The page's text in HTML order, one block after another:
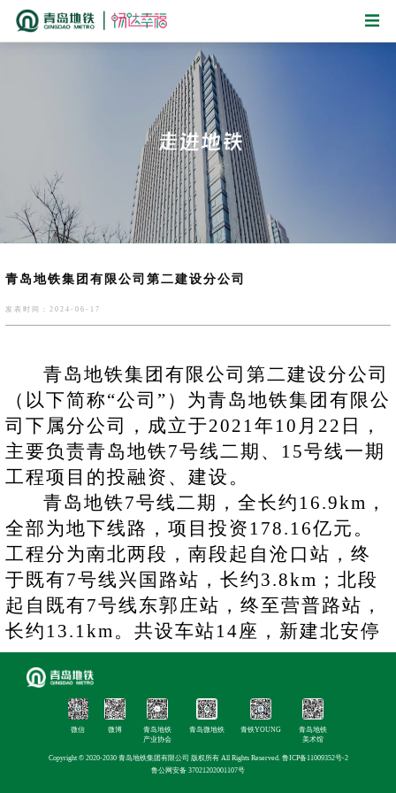
青岛地铁集团有限公司第二建设分公司
发表时间：2024-06-17
青岛地铁集团有限公司第二建设分公司
（以下简称“公司”）为青岛地铁集团有限公
司下属分公司， 成立于2021年10月22日，
主要负责青岛地铁7号线二期、15号线一期
工程项目的投融资、建设 。
青岛地铁7号线二期，全长约16.9km，
全部为地下线路，项目投资178.16亿元。
工程分为南北两段，南段起自沧口站，终
于既有7号线兴国路站，长约3.8km；北段
起自既有7号线东郭庄站，终至营普路站，
长约13.1km。共设车站14座，新建北安停
车场一处，同步扩建东郭庄车辆段二期工
程。
青岛地铁15号线一期，全长约
31.5km，全部为地下线路，项目投资约
245.96亿元。线路起自下王埠站，终至四
微信 微博
青岛地铁
产业协会
青岛微地铁 青铁YOUNG
青岛地铁
美术馆
Copyright © 2020-2030 青岛地铁集团有限公司 版权所有 All Rights Reserved. 鲁ICP备11009352号-2
鲁公网安备 37021202001107号